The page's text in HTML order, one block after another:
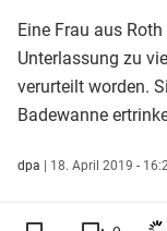
Eine Frau aus
Unterlassung zu
verurteilt worden.
Badewanne
dpa | 18. April 2019 -